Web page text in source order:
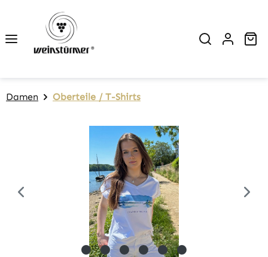
Zum Hauptinhalt springen
Damen Oberteile / T-Shirts
Bildergalerie überspringen